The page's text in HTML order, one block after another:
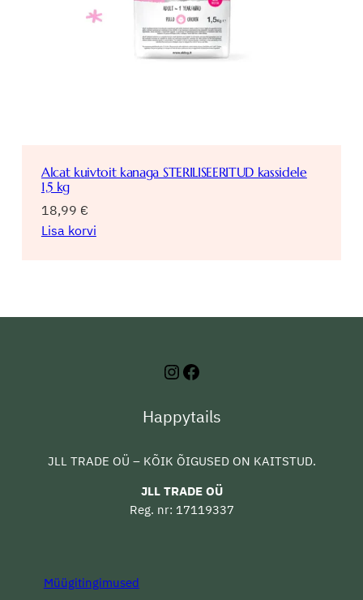
Alcat kuivtoit kanaga STERILISEERITUD kassidele
1,5 kg
18,99 €
Lisa korvi
Instagram
Facebook
Happytails
JLL TRADE OÜ – KÕIK ÕIGUSED ON KAITSTUD.
JLL TRADE OÜ
Reg. nr: 17119337
Müügitingimused